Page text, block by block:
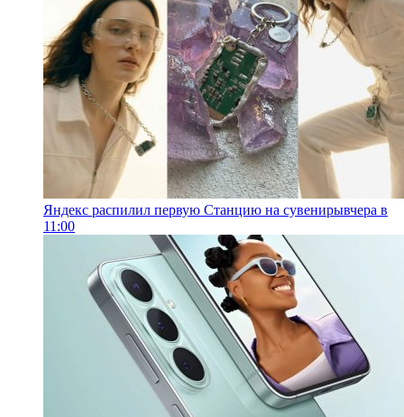
Яндекс распилил первую Станцию на сувенирывчера в
11:00